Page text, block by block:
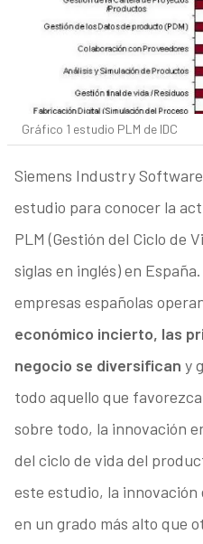
Gráfico 1 estudio PLM de IDC
Siemens Industry
estudio para conocer la
PLM (Gestión del Ciclo de
siglas en inglés) en
empresas españolas
económico incierto, las
negocio se diversifican y
todo aquello que
sobre todo, la innovación
del ciclo de vida del
este estudio, la
en un grado más alto que